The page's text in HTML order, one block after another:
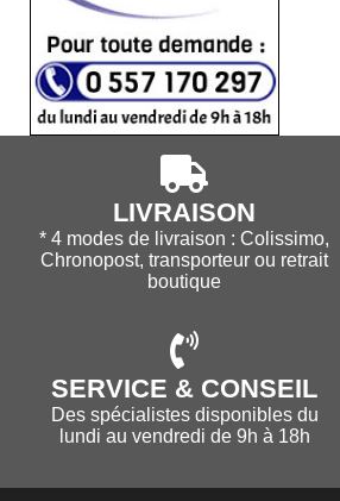
LIVRAISON
* 4 modes de livraison : Colissimo,
Chronopost, transporteur ou retrait
boutique
SERVICE & CONSEIL
Des spécialistes disponibles du
lundi au vendredi de 9h à 18h